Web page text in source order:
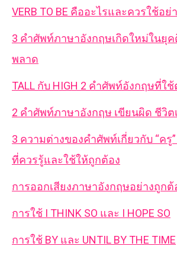
VERB TO BE คืออะไรและควรใช้อย่
3 คำศัพท์ภาษาอังกฤษเกิดใหม่ในยุ
พลาด
TALL กับ HIGH 2 คำศัพท์อังกฤษที่ใ
2 คำศัพท์ภาษาอังกฤษ เขียนผิด ชีวิต
3 ความต่างของคำศัพท์เกี่ยวกับ “ครู
ที่ควรรู้และใช้ให้ถูกต้อง
การออกเสียงภาษาอังกฤษอย่างถูกต้
การใช้ I THINK SO และ I HOPE SO
การใช้ BY และ UNTIL BY THE TIME